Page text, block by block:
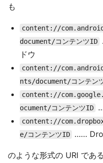
も
content://
document/コンテンツID
ドウ
content://
nts/document/コンテン
content://
ocument/コンテンツID
content://
e/コンテンツID
……
のような形式の URI であ